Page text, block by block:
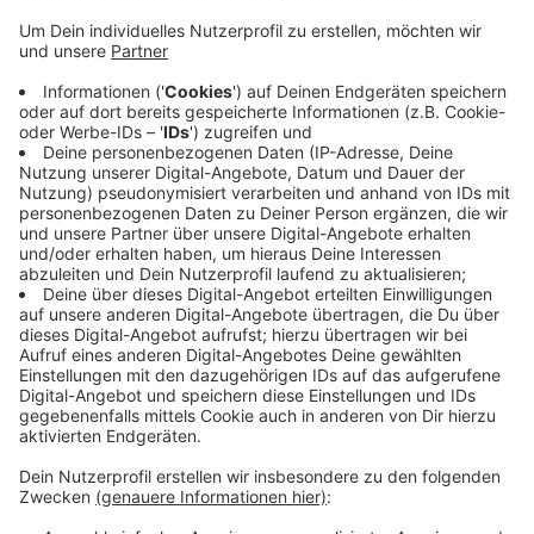
Spendengala wurden 3.000 Euro an drei
Hilfsinitiativen verteilt. Das Geld teilen sich die
"Soziale Teilhabe GmbH" der Wuppertaler Diakonie,
der Unterbarmer Kinderteller und die
"Beratungsstelle für Drogenprobleme". Die
Beratungsstelle nutzt ihre 1.000 Euro für
Weihnachtstüten und einen Wunschbaum für
Kinder. Der Kinderteller will einen Leseraum mit
kleiner Bibliothek einrichten. Und die Diakonie
finanziert mit ihren 1.000 Euro eine Essensausgabe
für Bedürftige an der Elberfelder Diakoniekirche.
Veröffentlicht:Samstag, 05.12.2020 07:09
Anzeige